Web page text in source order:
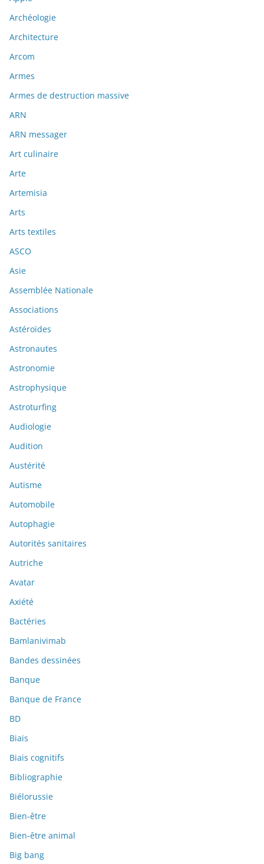
Archéologie
Architecture
Arcom
Armes
Armes de destruction massive
ARN
ARN messager
Art culinaire
Arte
Artemisia
Arts
Arts textiles
ASCO
Asie
Assemblée Nationale
Associations
Astéroïdes
Astronautes
Astronomie
Astrophysique
Astroturfing
Audiologie
Audition
Austérité
Autisme
Automobile
Autophagie
Autorités sanitaires
Autriche
Avatar
Axiété
Bactéries
Bamlanivimab
Bandes dessinées
Banque
Banque de France
BD
Biais
Biais cognitifs
Bibliographie
Biélorussie
Bien-être
Bien-être animal
Big bang